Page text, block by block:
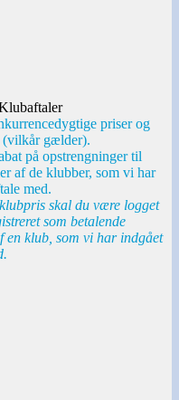
priser og
(vilkår gælder).
på opstrengninger til
af de klubber, som vi har
med.
skal du være logget
som betalende
en klub, som vi har indgået